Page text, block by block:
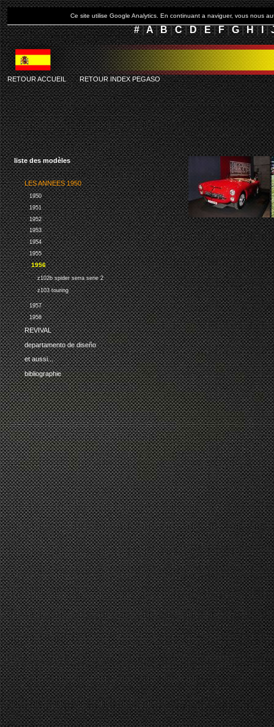
Ce site utilise Google Analytics. En continuant a naviguer, vous nous
liste des modèles
LES ANNEES 1950
1950
1951
1952
1953
1954
1955
1956
z102b spider serra serie 2
z103 touring
1957
1958
REVIVAL
departamento de diseño
et aussi...
bibliographie
# |A|B|C|D|E|F|G|H|I|
RETOUR ACCUEIL-RETOUR INDEX PEGASO